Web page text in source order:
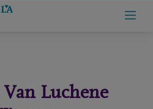
Van Luchene